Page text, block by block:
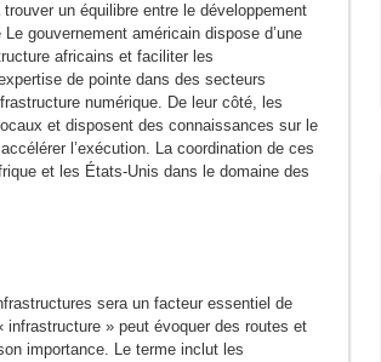
un équilibre entre le développement
gouvernement américain dispose d’une
africains et faciliter les
de pointe dans des secteurs
numérique. De leur côté, les
et disposent des connaissances sur le
l’exécution. La coordination de ces
et les États-Unis dans le domaine des
sera un facteur essentiel de
» peut évoquer des routes et
importance. Le terme inclut les